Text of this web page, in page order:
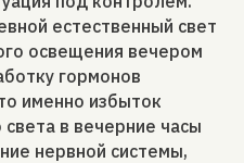
естественный свет
освещения вечером
гормонов
именно избыток
света в вечерние часы
нервной системы,